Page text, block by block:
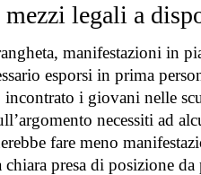
legali a
manifestazioni in
esporsi in prima
incontrato i giovani nelle
necessiti ad
fare meno
chiara presa di posizione